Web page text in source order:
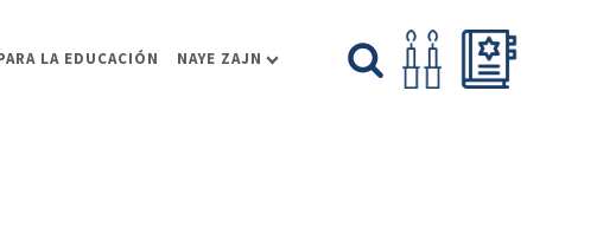
LA EDUCACIÓN NAYE ZAJN